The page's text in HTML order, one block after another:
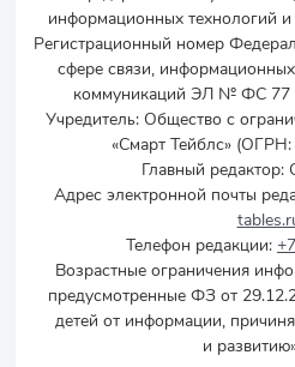
информационных технологий
Регистрационный номер
сфере связи,
коммуникаций ЭЛ № ФС 77
Учредитель: Общество с
«Смарт Тейблс»
Главный
Адрес электронной почты
Телефон редакции:
Возрастные ограничения
предусмотренные ФЗ от
детей от информации,
и